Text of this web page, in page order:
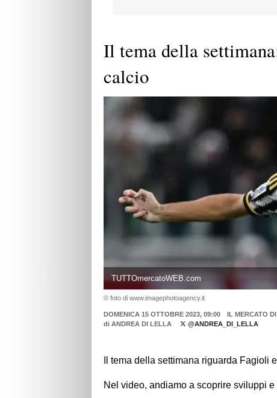
Il tema della
calcio
TUTTOmercatoWEB.com
© foto di www.imagephotoagency.it
DOMENICA 15 OTTOBRE 2023, 09:00
IL MERCATO
di ANDREA DI LELLA @ANDREA_DI_LELLA
Il tema della settimana riguarda Fagioli
Nel video, andiamo a scoprire sviluppi